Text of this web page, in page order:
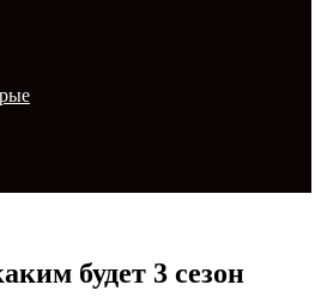
будет 3 сезон